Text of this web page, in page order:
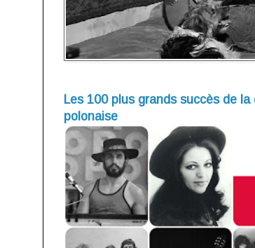
Les 100 plus grands succès de la
polonaise